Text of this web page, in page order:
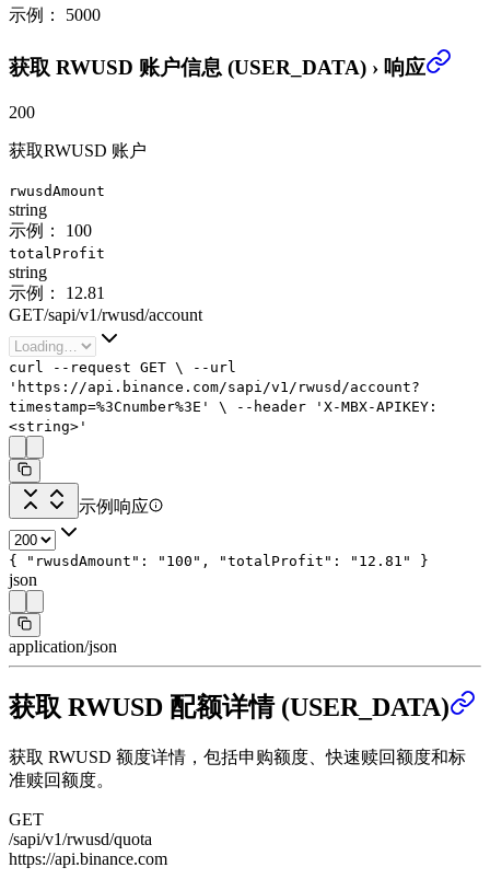
示例： 5000
获取 RWUSD 账户信息 (USER_DATA) › 响应
200
获取RWUSD 账户
rwusdAmount
string
示例：
100
totalProfit
string
示例：
12.81
GET/sapi/v1/rwusd/account
curl --request GET \
--url
'https://api.binance.com/sapi/v1/rwusd/account?
timestamp=%3Cnumber%3E'
\ --header 'X-MBX-APIKEY:
<string>'
示例响应
{ "rwusdAmount" : "100" , "totalProfit" : "12.81" }
json
application/json
获取 RWUSD 配额详情 (USER_DATA)
获取 RWUSD 额度详情，包括申购额度、快速赎回额度和标
准赎回额度。
GET
/sapi/v1/rwusd/quota
https://api.binance.com